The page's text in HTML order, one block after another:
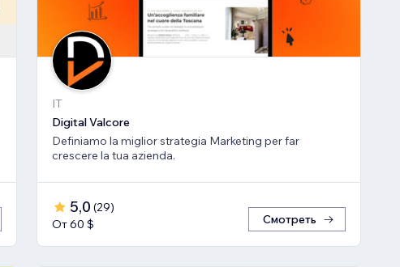
IT
Digital Valcore
Definiamo la miglior strategia Marketing per far
crescere la tua azienda.
5,0 (29)
От 60 $
Смотреть